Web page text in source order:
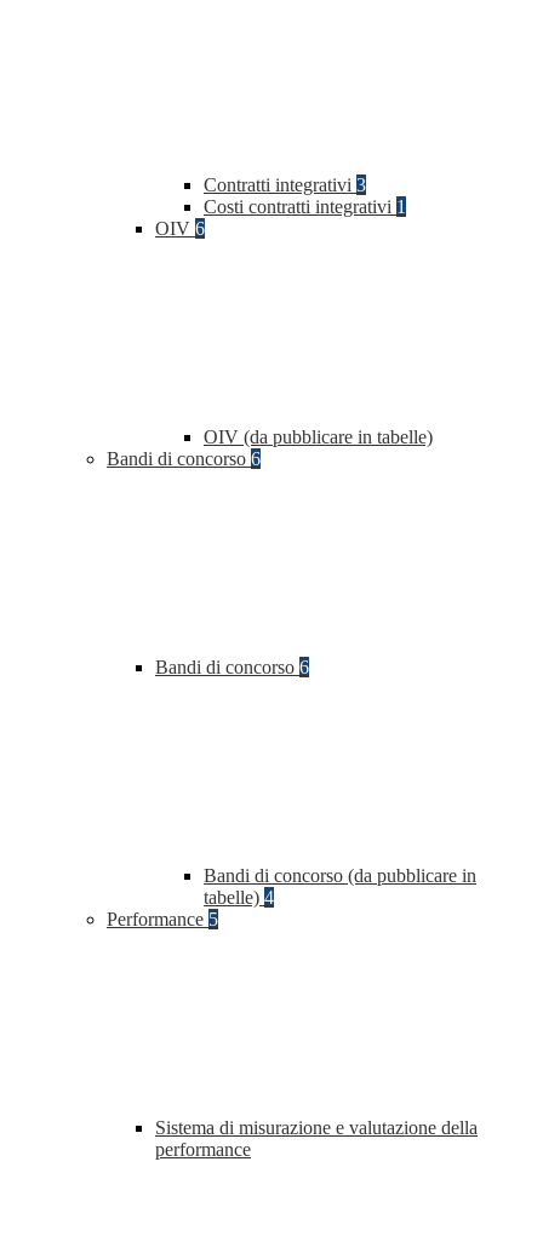
Contratti integrativi 3
Costi contratti integrativi 1
OIV 6
OIV (da pubblicare in tabelle)
Bandi di concorso 6
Bandi di concorso 6
Bandi di concorso (da pubblicare in
tabelle) 4
Performance 5
Sistema di misurazione e valutazione della
performance